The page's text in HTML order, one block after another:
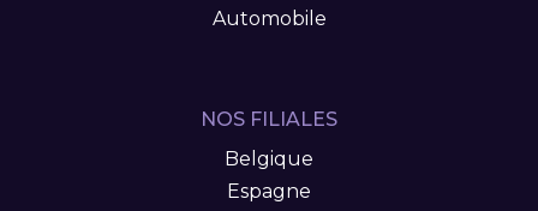
Automobile
NOS FILIALES
Belgique
Espagne